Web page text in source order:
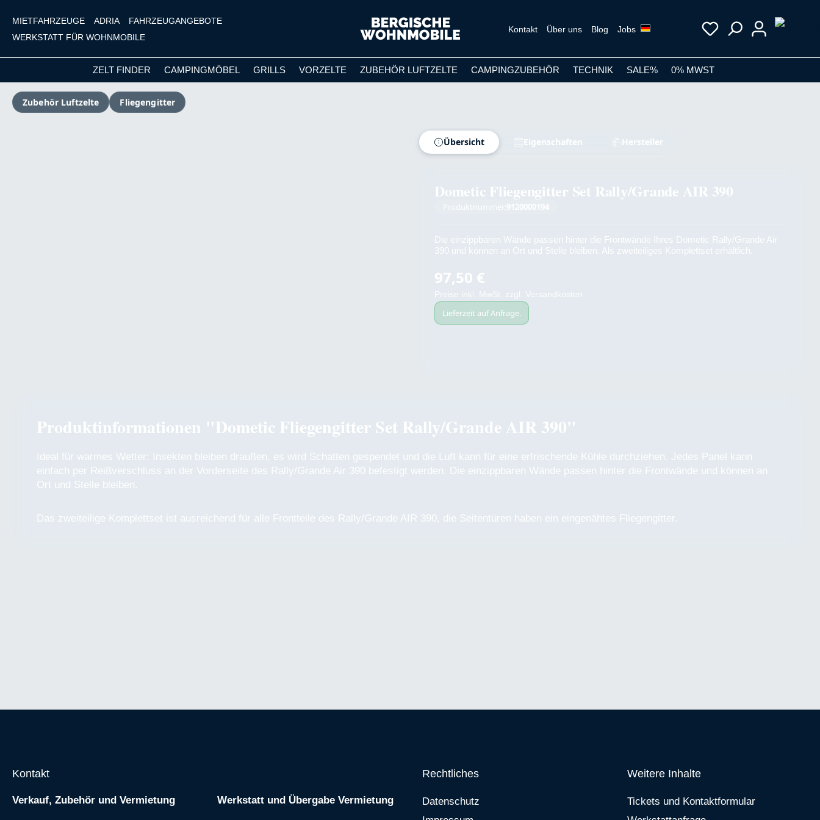
Hauptinhalt springen
Zur Suche springen
Zur Hauptnavigation springen
MIETFAHRZEUGE ADRIA
FAHRZEUGANGEBOTE
WERKSTATT FÜR WOHNMOBILE
Kontakt Über uns Blog Jobs
ZELT FINDER CAMPINGMÖBEL GRILLS VORZELTE ZUBEHÖR LUFTZELTE CAMPINGZUBEHÖR TECHNIK SALE% 0% MWST
Zubehör Luftzelte Fliegengitter
Übersicht Eigenschaften Hersteller
Dometic Fliegengitter Set Rally/Grande AIR 390
Produktnummer: 9120000194
Die einzippbaren Wände passen hinter die Frontwände Ihres Dometic Rally/Grande Air
390 und können an Ort und Stelle bleiben. Als zweiteiliges Komplettset erhältlich.
Regulärer Preis:
97,50 €
Preise inkl. MwSt. zzgl. Versandkosten
Lieferzeit auf Anfrage.
Produktinformationen "Dometic Fliegengitter Set Rally/Grande AIR 390"
Ideal für warmes Wetter: Insekten bleiben draußen, es wird Schatten gespendet und die Luft kann für eine erfrischende Kühle durchziehen. Jedes Panel kann
einfach per Reißverschluss an der Vorderseite des Rally/Grande Air 390 befestigt werden. Die einzippbaren Wände passen hinter die Frontwände und können an
Ort und Stelle bleiben.
Das zweiteilige Komplettset ist ausreichend für alle Frontteile des Rally/Grande AIR 390, die Seitentüren haben ein eingenähtes Fliegengitter.
Kontakt
Verkauf, Zubehör und Vermietung Werkstatt und Übergabe Vermietung
Rechtliches
Datenschutz
Weitere Inhalte
Tickets und Kontaktformular